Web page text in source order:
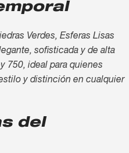
Verdes, Esferas Lisas
sofisticada y de alta
750, ideal para quienes
y distinción en cualquier
del